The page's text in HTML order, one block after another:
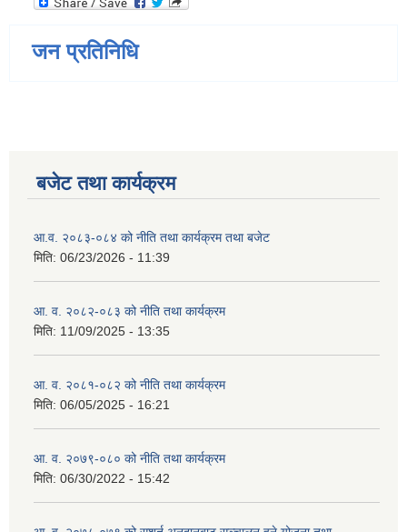
जन प्रतिनिधि
बजेट तथा कार्यक्रम
आ.व. २०८३-०८४ को नीति तथा कार्यक्रम तथा बजेट
मिति: 06/23/2026 - 11:39
आ. व. २०८२-०८३ को नीति तथा कार्यक्रम
मिति: 11/09/2025 - 13:35
आ. व. २०८१-०८२ को नीति तथा कार्यक्रम
मिति: 06/05/2025 - 16:21
आ. व. २०७९-०८० को नीति तथा कार्यक्रम
मिति: 06/30/2022 - 15:42